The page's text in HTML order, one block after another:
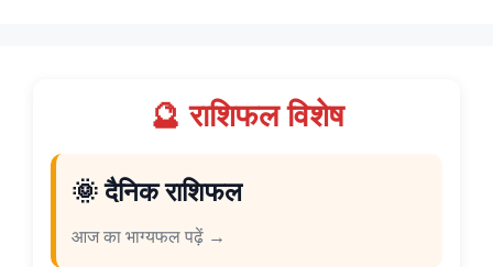
🔮 राशिफल विशेष
🌞 दैनिक राशिफल
आज का भाग्यफल पढ़ें →